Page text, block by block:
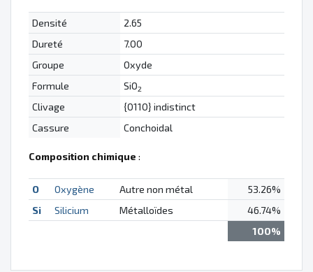
Densité
2.65
Dureté
7.00
Groupe
Oxyde
Formule
SiO2
Clivage
{0110} indistinct
Cassure
Conchoidal
Composition chimique :
O Oxygène Autre non métal
53.26%
Si
Silicium Métalloïdes
46.74%
100%